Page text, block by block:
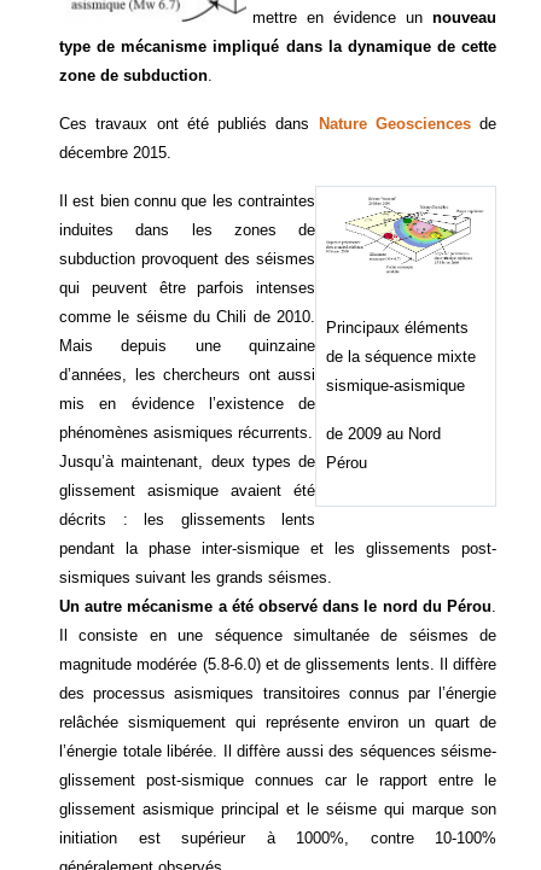
mettre en évidence un nouveau
type de mécanisme impliqué dans la dynamique de cette
zone de subduction
Ces travaux ont été publiés dans Nature Geosciencesde
décembre 2015.
Principaux éléments
de la séquence mixte
sismique-asismique
de 2009 au Nord
Pérou
Il est bien connu que les contraintes
induites dans les zones de
subduction provoquent des séismes
qui peuvent être parfois intenses
comme le séisme du Chili de 2010.
Mais depuis une quinzaine
d’années, les chercheurs ont aussi
mis en évidence l’existence de
phénomènes asismiques récurrents.
Jusqu’à maintenant, deux types de
glissement asismique avaient été
décrits : les glissements lents
pendant la phase inter-sismique et les glissements post-
sismiques suivant les grands séismes.
Un autre mécanisme a été observé dans le nord du Pérou
Il consiste en une séquence simultanée de séismes de
magnitude modérée (5.8-6.0) et de glissements lents. Il diffère
des processus asismiques transitoires connus par l’énergie
relâchée sismiquement qui représente environ un quart de
l’énergie totale libérée. Il diffère aussi des séquences séisme-
glissement post-sismique connues car le rapport entre le
glissement asismique principal et le séisme qui marque son
initiation est supérieur à 1000%, contre 10-100%